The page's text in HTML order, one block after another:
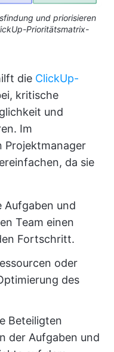
und priorisieren
Prioritätsmatrix-
die ClickUp-
kritische
und
Im
Projektmanager
da sie
Aufgaben und
Team einen
Fortschritt.
oder
des
Beteiligten
der Aufgaben und